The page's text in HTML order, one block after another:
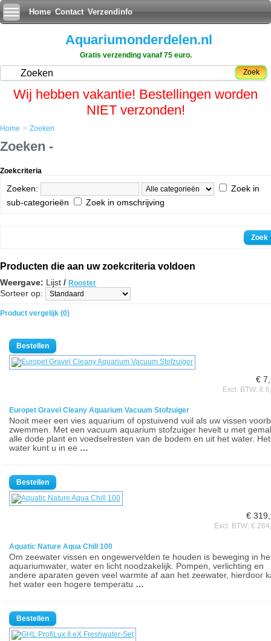
Home Contact Verzendinfo
Aquariumonderdelen.nl
Gratis verzending vanaf 75 euro.
Zoek
Wij hebben vakantie! Bestellingen worden
NIET verzonden!
Home > Zoeken
Zoeken -
Zoekcriteria
Zoeken:
Zoek in
sub-categorieën
Zoek in omschrijving
Producten die aan uw zoekcriteria voldoen
Weergave: Lijst / Rooster
Sorteer op:
Product vergelijk (0)
€
Excl. BTW: €
Europet Gravel Cleany Aquarium Vacuum Stofzuiger
Nooit meer een vies aquarium of opstuivend vuil als uw vissen
zwemmen. Met een vacuum aquarium stofzuiger hevelt u met
alle dode plant en voedselresten van de bodem en uit het water. Het
water kunt u in ee …
€
Excl. BTW: €
Aquatic Nature Aqua Chill 100
Om zeewater vissen en ongewervelden te houden is beweging in
aquariumwater, water en licht noodzakelijk. Pompen, verlichting en
andere aparaten geven veel warmte af aan het zeewater, hierdoor
het water een hogere temperatu …